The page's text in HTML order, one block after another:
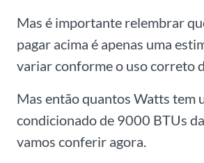
Mas é importante relembrar
pagar acima é apenas uma
variar conforme o uso correto
Mas então quantos Watts tem
condicionado de 9000 BTUs
vamos conferir agora.